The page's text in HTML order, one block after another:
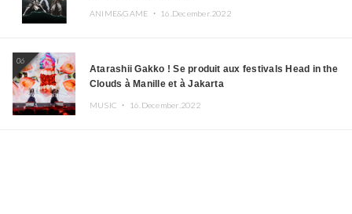
ANIME&GAME ・ 16.December.2022
06
Atarashii Gakko ! Se produit aux festivals Head in the
Clouds à Manille et à Jakarta
MUSIC ・ 16.December.2022